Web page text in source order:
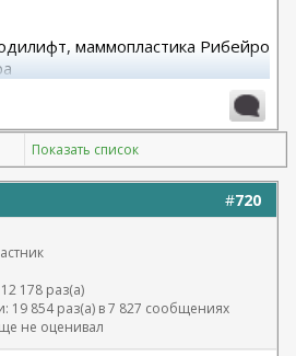
маммопластика Рибейро
с ушиванием диастаза .
Показать список
#720
178 раз(а)
19 854 раз(а) в 7 827 сообщениях
не оценивал